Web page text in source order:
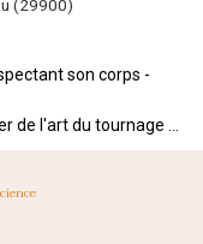
(29900)
son corps -
de l'art du tournage ...